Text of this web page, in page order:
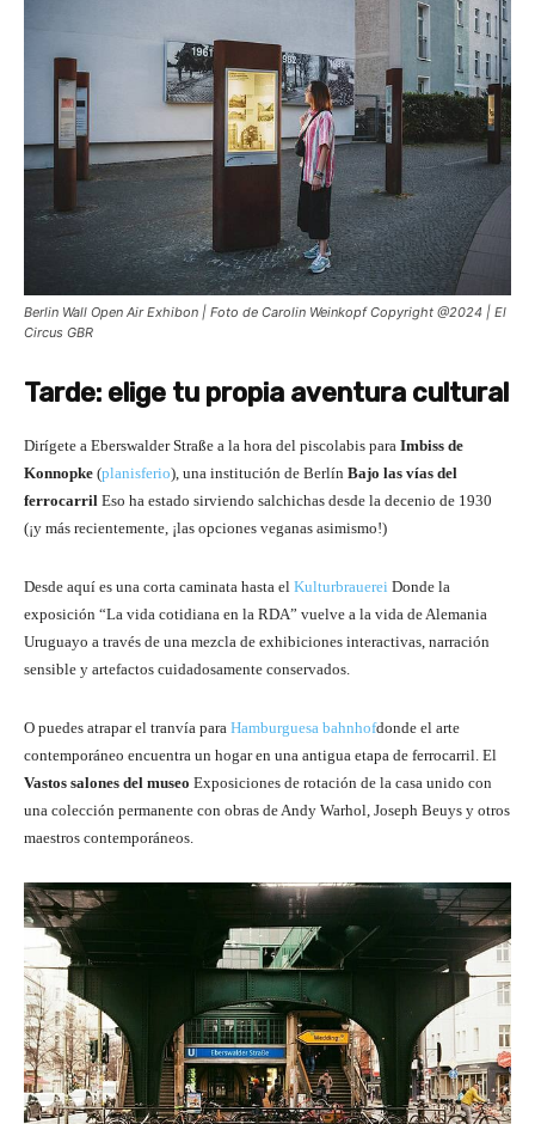
Berlin Wall Open Air Exhibon | Foto de Carolin Weinkopf Copyright @2024 | El
Circus GBR
Tarde: elige tu propia aventura cultural
Dirígete a Eberswalder Straße a la hora del piscolabis para Imbiss de
Konnopke (planisferio), una institución de Berlín Bajo las vías del
ferrocarril Eso ha estado sirviendo salchichas desde la decenio de 1930
(¡y más recientemente, ¡las opciones veganas asimismo!)
Desde aquí es una corta caminata hasta el Kulturbrauerei Donde la
exposición “La vida cotidiana en la RDA” vuelve a la vida de Alemania
Uruguayo a través de una mezcla de exhibiciones interactivas, narración
sensible y artefactos cuidadosamente conservados.
O puedes atrapar el tranvía para Hamburguesa bahnhofdonde el arte
contemporáneo encuentra un hogar en una antigua etapa de ferrocarril. El
Vastos salones del museo Exposiciones de rotación de la casa unido con
una colección permanente con obras de Andy Warhol, Joseph Beuys y otros
maestros contemporáneos.